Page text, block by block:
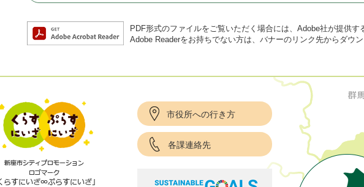
PDF形式のファイルをご覧いただく場合には、Adobe社が提供す
Adobe Readerをお持ちでない方は、バナーのリンク先からダウ
市役所への行き方
各課連絡先